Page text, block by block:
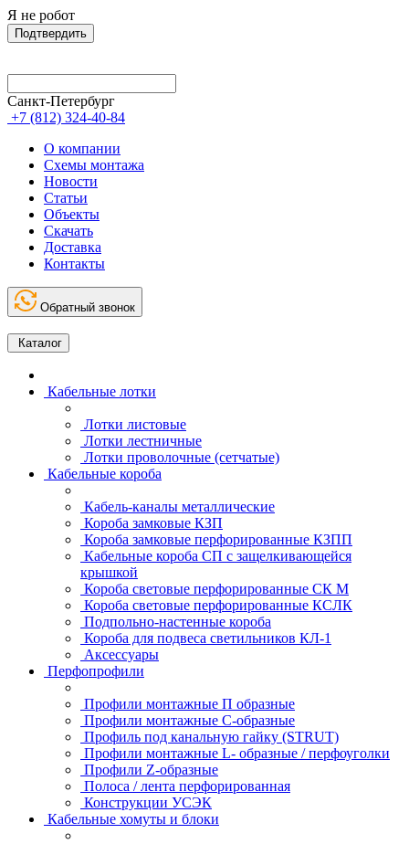
Я не робот
Подтвердить
Санкт-Петербург
+7 (812) 324-40-84
О компании
Схемы монтажа
Новости
Статьи
Объекты
Скачать
Доставка
Контакты
Обратный звонок
Каталог
Кабельные лотки
Лотки листовые
Лотки лестничные
Лотки проволочные (сетчатые)
Кабельные короба
Кабель-каналы металлические
Короба замковые КЗП
Короба замковые перфорированные КЗПП
Кабельные короба СП с защелкивающейся
крышкой
Короба световые перфорированные СК М
Короба световые перфорированные КСЛК
Подпольно-настенные короба
Короба для подвеса светильников КЛ-1
Аксессуары
Перфопрофили
Профили монтажные П образные
Профили монтажные C-образные
Профиль под канальную гайку (STRUT)
Профили монтажные L- образные / перфоуголки
Профили Z-образные
Полоса / лента перфорированная
Конструкции УСЭК
Кабельные хомуты и блоки